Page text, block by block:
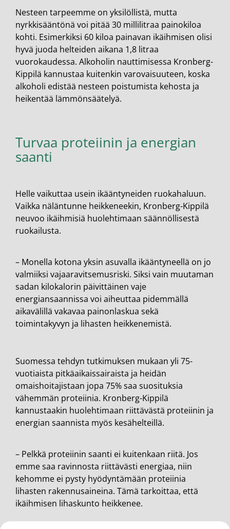
Nesteen tarpeemme on yksilöllistä, mutta
nyrkkisääntönä voi pitää 30 millilitraa painokiloa
kohti. Esimerkiksi 60 kiloa painavan ikäihmisen olisi
hyvä juoda helteiden aikana 1,8 litraa
vuorokaudessa. Alkoholin nauttimisessa Kronberg-
Kippilä kannustaa kuitenkin varovaisuuteen, koska
alkoholi edistää nesteen poistumista kehosta ja
heikentää lämmönsäätelyä.
Turvaa proteiinin ja energian
saanti
Helle vaikuttaa usein ikääntyneiden ruokahaluun.
Vaikka näläntunne heikkeneekin, Kronberg-Kippilä
neuvoo ikäihmisiä huolehtimaan säännöllisestä
ruokailusta.
– Monella kotona yksin asuvalla ikääntyneellä on jo
valmiiksi vajaaravitsemusriski. Siksi vain muutaman
sadan kilokalorin päivittäinen vaje
energiansaannissa voi aiheuttaa pidemmällä
aikavälillä vakavaa painonlaskua sekä
toimintakyvyn ja lihasten heikkenemistä.
Suomessa tehdyn tutkimuksen mukaan yli 75-
vuotiaista pitkäaikaissairaista ja heidän
omaishoitajistaan jopa 75% saa suosituksia
vähemmän proteiinia. Kronberg-Kippilä
kannustaakin huolehtimaan riittävästä proteiinin ja
energian saannista myös kesähelteillä.
– Pelkkä proteiinin saanti ei kuitenkaan riitä. Jos
emme saa ravinnosta riittävästi energiaa, niin
kehomme ei pysty hyödyntämään proteiinia
lihasten rakennusaineina. Tämä tarkoittaa, että
ikäihmisen lihaskunto heikkenee.